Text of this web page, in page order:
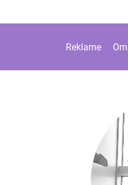
Reklame